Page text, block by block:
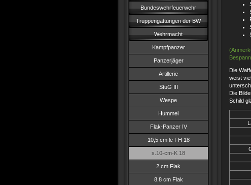
Bundeswehrfeuerwehr
Truppengattungen der BW
Wehrmacht
Kampfpanzer
Panzerjäger
Artillerie
StuG III
Wespe
Hummel
Flak-Panzer IV
10,5 cm le FH 18
s.10-cm-K 18
2 cm Flak
8,8 cm Flak
Die
weist
Die
Schild